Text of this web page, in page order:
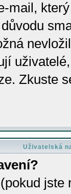
mail,
Zkuste
Uživatelská